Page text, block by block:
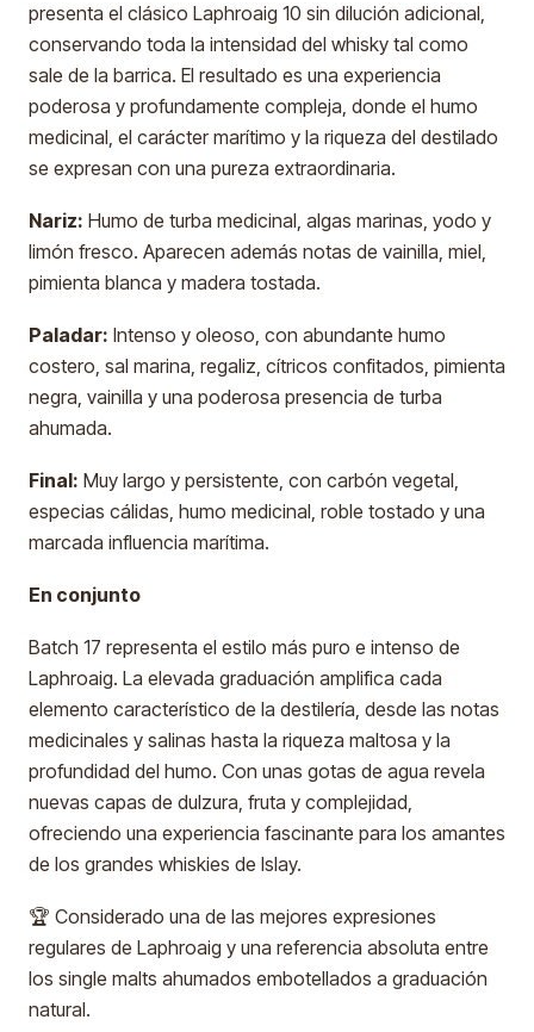
presenta el clásico Laphroaig 10 sin dilución adicional,
conservando toda la intensidad del whisky tal como
sale de la barrica. El resultado es una experiencia
poderosa y profundamente compleja, donde el humo
medicinal, el carácter marítimo y la riqueza del destilado
se expresan con una pureza extraordinaria.
Nariz: Humo de turba medicinal, algas marinas, yodo y
limón fresco. Aparecen además notas de vainilla, miel,
pimienta blanca y madera tostada.
Paladar: Intenso y oleoso, con abundante humo
costero, sal marina, regaliz, cítricos confitados, pimienta
negra, vainilla y una poderosa presencia de turba
ahumada.
Final: Muy largo y persistente, con carbón vegetal,
especias cálidas, humo medicinal, roble tostado y una
marcada influencia marítima.
En conjunto
Batch 17 representa el estilo más puro e intenso de
Laphroaig. La elevada graduación amplifica cada
elemento característico de la destilería, desde las notas
medicinales y salinas hasta la riqueza maltosa y la
profundidad del humo. Con unas gotas de agua revela
nuevas capas de dulzura, fruta y complejidad,
ofreciendo una experiencia fascinante para los amantes
de los grandes whiskies de Islay.
🏆 Considerado una de las mejores expresiones
regulares de Laphroaig y una referencia absoluta entre
los single malts ahumados embotellados a graduación
natural.